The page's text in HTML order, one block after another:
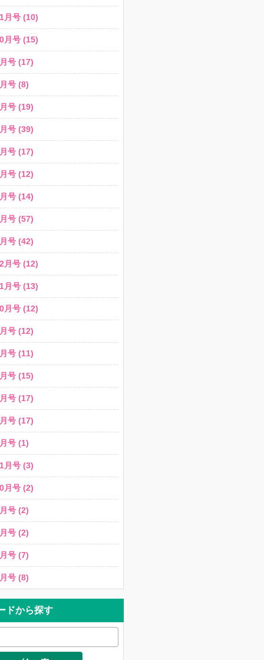
月号 (10)
月号 (15)
号 (17)
号 (8)
号 (19)
号 (39)
号 (17)
号 (12)
号 (14)
号 (57)
号 (42)
月号 (12)
月号 (13)
月号 (12)
号 (12)
号 (11)
号 (15)
号 (17)
号 (17)
号 (1)
月号 (3)
月号 (2)
号 (2)
号 (2)
号 (7)
号 (8)
ドから探す